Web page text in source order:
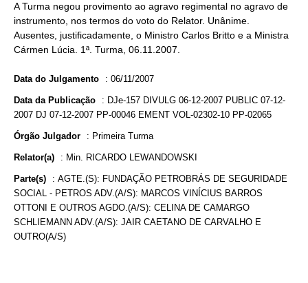
A Turma negou provimento ao agravo regimental no agravo de
instrumento, nos termos do voto do Relator. Unânime.
Ausentes, justificadamente, o Ministro Carlos Britto e a Ministra
Cármen Lúcia. 1ª. Turma, 06.11.2007.
Data do Julgamento : 06/11/2007
Data da Publicação : DJe-157 DIVULG 06-12-2007 PUBLIC 07-12-
2007 DJ 07-12-2007 PP-00046 EMENT VOL-02302-10 PP-02065
Órgão Julgador : Primeira Turma
Relator(a) : Min. RICARDO LEWANDOWSKI
Parte(s) : AGTE.(S): FUNDAÇÃO PETROBRÁS DE SEGURIDADE
SOCIAL - PETROS ADV.(A/S): MARCOS VINÍCIUS BARROS
OTTONI E OUTROS AGDO.(A/S): CELINA DE CAMARGO
SCHLIEMANN ADV.(A/S): JAIR CAETANO DE CARVALHO E
OUTRO(A/S)